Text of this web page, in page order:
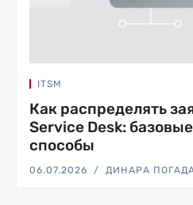
ITSM
Как распределять
Service Desk:
способы
06.07.2026 ДИНАРА